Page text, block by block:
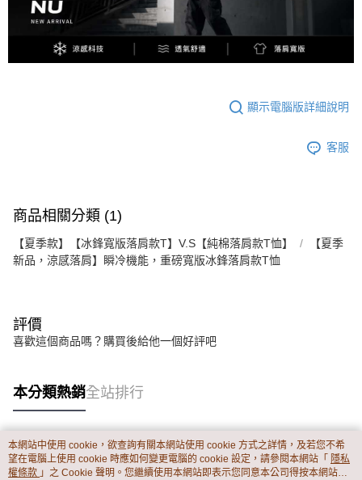
顯示電腦版詳細說明
客服
商品相關分類 (1)
【夏季款】【冰鋒寬版落肩款T】V.S【純棉落肩款T恤】
【夏季
新品，涼感落肩】瞬冷機能，重磅寬版冰鋒落肩款T恤
評價
喜歡這個商品嗎？購買後給他一個好評吧
本分類熱銷全站排行
熱門標籤
本網站中使用 cookie，欲查詢有關本網站使用 cookie 方式之詳情，及若您不希
望在電腦上使用 cookie 時應如何變更電腦的 cookie 設定，請參閱本網站「 隱私
權條款 」之 Cookie 聲明。您繼續使用本網站即表示您同意本公司得按本網站使